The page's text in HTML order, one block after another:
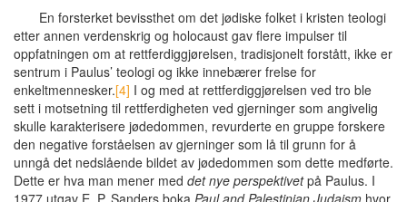
En forsterket bevissthet om det jødiske folket i kristen teologi
etter annen verdenskrig og holocaust gav flere impulser til
oppfatningen om at rettferdiggjørelsen, tradisjonelt forstått, ikke er
sentrum i Paulus’ teologi og ikke innebærer frelse for
enkeltmennesker.[4] I og med at rettferdiggjørelsen ved tro ble
sett i motsetning til rettferdigheten ved gjerninger som angivelig
skulle karakterisere jødedommen, revurderte en gruppe forskere
den negative forståelsen av gjerninger som lå til grunn for å
unngå det nedslående bildet av jødedommen som dette medførte.
Dette er hva man mener med det nye perspektivetpå Paulus. I
1977 utgav E. P. Sanders boka Paul and Palestinian Judaism hvor